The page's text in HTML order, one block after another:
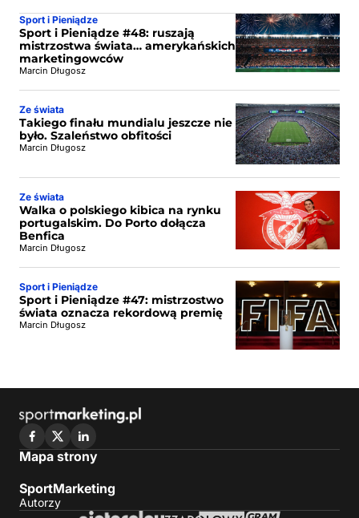
Sport i Pieniądze
Sport i Pieniądze #48: ruszają
mistrzostwa świata… amerykańskich
marketingowców
Marcin Długosz
Ze świata
Takiego finału mundialu jeszcze nie
było. Szaleństwo obfitości
Marcin Długosz
Ze świata
Walka o polskiego kibica na rynku
portugalskim. Do Porto dołącza
Benfica
Marcin Długosz
Sport i Pieniądze
Sport i Pieniądze #47: mistrzostwo
świata oznacza rekordową premię
Marcin Długosz
Mapa strony
SportMarketing
Autorzy